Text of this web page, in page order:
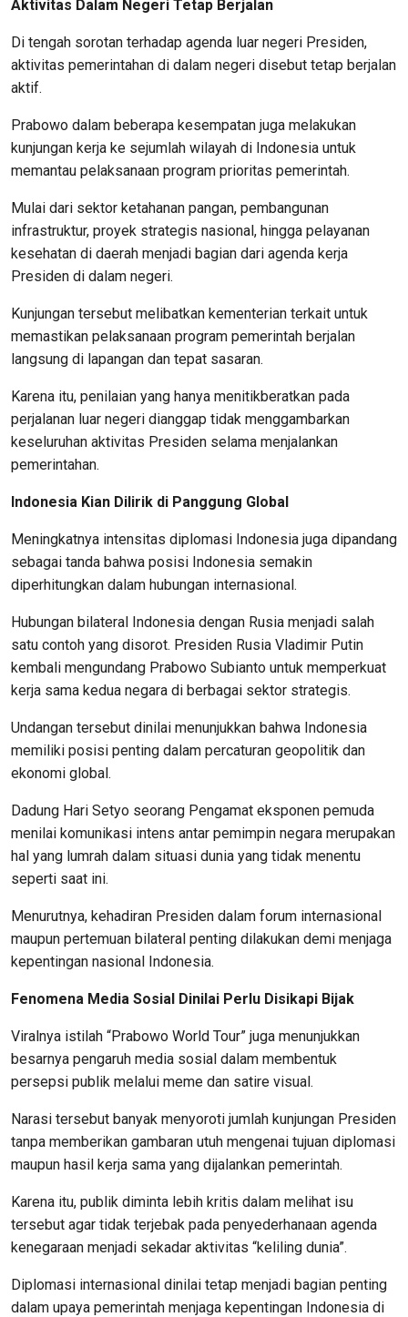
Aktivitas Dalam Negeri Tetap Berjalan
Di tengah sorotan terhadap agenda luar negeri Presiden,
aktivitas pemerintahan di dalam negeri disebut tetap berjalan
aktif.
Prabowo dalam beberapa kesempatan juga melakukan
kunjungan kerja ke sejumlah wilayah di Indonesia untuk
memantau pelaksanaan program prioritas pemerintah.
Mulai dari sektor ketahanan pangan, pembangunan
infrastruktur, proyek strategis nasional, hingga pelayanan
kesehatan di daerah menjadi bagian dari agenda kerja
Presiden di dalam negeri.
Kunjungan tersebut melibatkan kementerian terkait untuk
memastikan pelaksanaan program pemerintah berjalan
langsung di lapangan dan tepat sasaran.
Karena itu, penilaian yang hanya menitikberatkan pada
perjalanan luar negeri dianggap tidak menggambarkan
keseluruhan aktivitas Presiden selama menjalankan
pemerintahan.
Indonesia Kian Dilirik di Panggung Global
Meningkatnya intensitas diplomasi Indonesia juga dipandang
sebagai tanda bahwa posisi Indonesia semakin
diperhitungkan dalam hubungan internasional.
Hubungan bilateral Indonesia dengan Rusia menjadi salah
satu contoh yang disorot. Presiden Rusia Vladimir Putin
kembali mengundang Prabowo Subianto untuk memperkuat
kerja sama kedua negara di berbagai sektor strategis.
Undangan tersebut dinilai menunjukkan bahwa Indonesia
memiliki posisi penting dalam percaturan geopolitik dan
ekonomi global.
Dadung Hari Setyo seorang Pengamat eksponen pemuda
menilai komunikasi intens antar pemimpin negara merupakan
hal yang lumrah dalam situasi dunia yang tidak menentu
seperti saat ini.
Menurutnya, kehadiran Presiden dalam forum internasional
maupun pertemuan bilateral penting dilakukan demi menjaga
kepentingan nasional Indonesia.
Fenomena Media Sosial Dinilai Perlu Disikapi Bijak
Viralnya istilah “Prabowo World Tour” juga menunjukkan
besarnya pengaruh media sosial dalam membentuk
persepsi publik melalui meme dan satire visual.
Narasi tersebut banyak menyoroti jumlah kunjungan Presiden
tanpa memberikan gambaran utuh mengenai tujuan diplomasi
maupun hasil kerja sama yang dijalankan pemerintah.
Karena itu, publik diminta lebih kritis dalam melihat isu
tersebut agar tidak terjebak pada penyederhanaan agenda
kenegaraan menjadi sekadar aktivitas “keliling dunia”.
Diplomasi internasional dinilai tetap menjadi bagian penting
dalam upaya pemerintah menjaga kepentingan Indonesia di